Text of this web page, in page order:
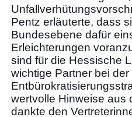
Pentz erläuterte, dass
Bundesebene dafür
Erleichterungen
sind für die Hessische
wichtige Partner bei
wertvolle Hinweise aus
dankte den